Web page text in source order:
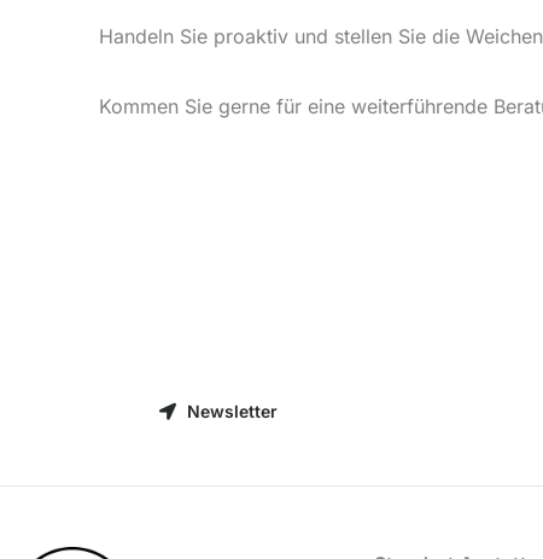
Handeln Sie proaktiv und stellen Sie die
Kommen Sie gerne für eine weiterführende
Newsletter